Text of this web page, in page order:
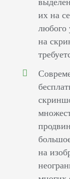
их на
любого
на
на